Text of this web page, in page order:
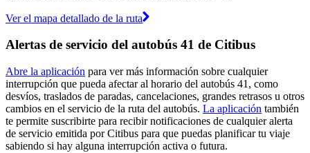
Ver el mapa detallado de la ruta
Alertas de servicio del autobús 41 de Citibus
Abre la aplicación para ver más información sobre cualquier
interrupción que pueda afectar al horario del autobús 41, como
desvíos, traslados de paradas, cancelaciones, grandes retrasos u otros
cambios en el servicio de la ruta del autobús. La aplicación también
te permite suscribirte para recibir notificaciones de cualquier alerta
de servicio emitida por Citibus para que puedas planificar tu viaje
sabiendo si hay alguna interrupción activa o futura.